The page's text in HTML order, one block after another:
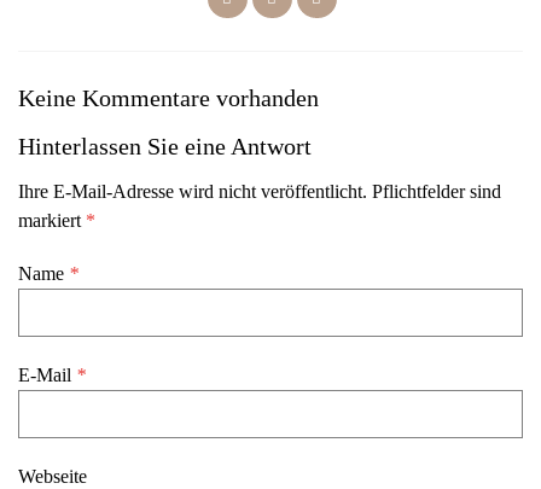
Keine Kommentare vorhanden
Hinterlassen Sie eine Antwort
Ihre E-Mail-Adresse wird nicht veröffentlicht. Pflichtfelder sind
markiert *
Name *
E-Mail *
Webseite